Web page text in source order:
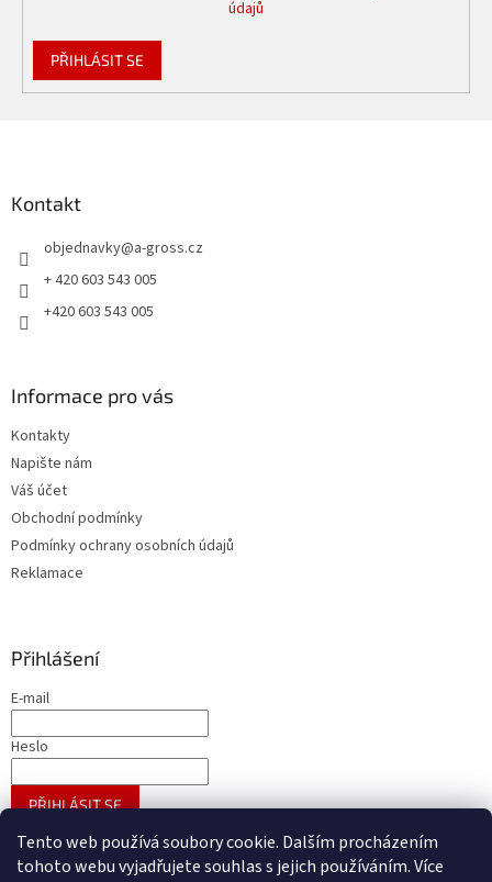
Tento web používá soubory cookie. Dalším procházením
tohoto webu vyjadřujete souhlas s jejich používáním. Více
údajů
PŘIHLÁSIT SE
Kontakt
objednavky@a-gross.cz
+ 420 603 543 005
+420 603 543 005
Informace pro vás
Kontakty
Napište nám
Váš účet
Obchodní podmínky
Podmínky ochrany osobních údajů
Reklamace
Přihlášení
E-mail
Heslo
PŘIHLÁSIT SE
Nová registraceZapomenuté heslo